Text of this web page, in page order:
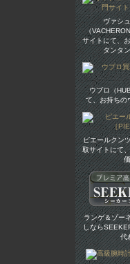
ヴァシ
（
サイトにて、
タンタ
ウブロ（
て、お持ちの
ピエールクン
取サイトにて
ランゲ＆ゾー
しなら
代